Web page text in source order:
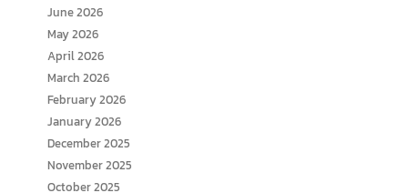
June 2026
May 2026
April 2026
March 2026
February 2026
January 2026
December 2025
November 2025
October 2025